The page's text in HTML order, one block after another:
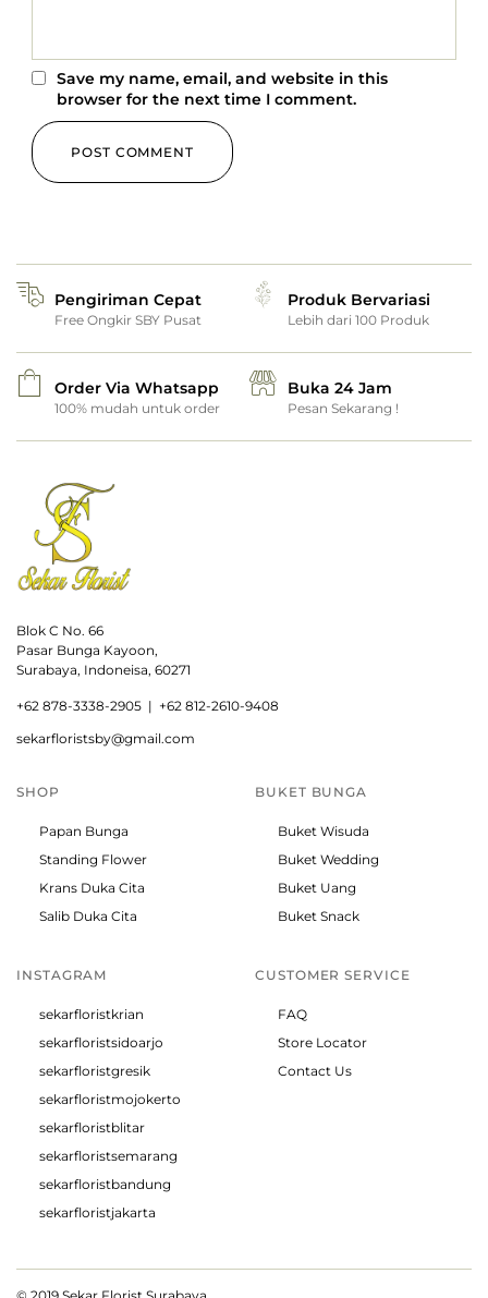
Save my name, email, and website in this
browser for the next time I comment.
Pengiriman Cepat
Free Ongkir SBY Pusat
Produk Bervariasi
Lebih dari 100 Produk
Order Via Whatsapp
100% mudah untuk order
Buka 24 Jam
Pesan Sekarang !
Blok C No. 66
Pasar Bunga Kayoon,
Surabaya, Indoneisa, 60271
+62 878-3338-2905 | +62 812-2610-9408
sekarfloristsby@gmail.com
SHOP
Papan Bunga
Standing Flower
Krans Duka Cita
Salib Duka Cita
BUKET BUNGA
Buket Wisuda
Buket Wedding
Buket Uang
Buket Snack
INSTAGRAM
sekarfloristkrian
sekarfloristsidoarjo
sekarfloristgresik
sekarfloristmojokerto
sekarfloristblitar
sekarfloristsemarang
sekarfloristbandung
sekarfloristjakarta
CUSTOMER SERVICE
FAQ
Store Locator
Contact Us